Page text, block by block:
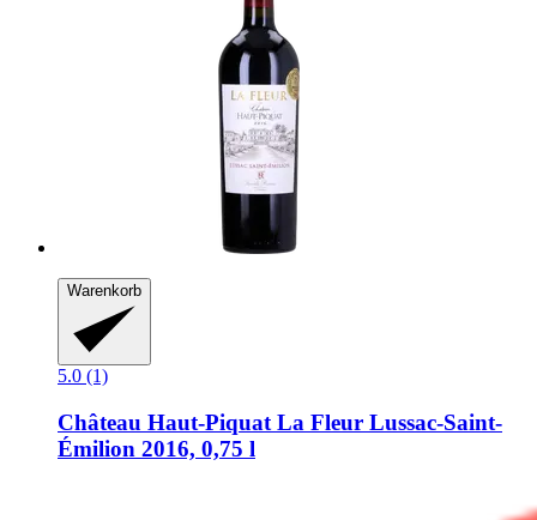
Warenkorb
5.0 (1)
Château Haut-Piquat La Fleur Lussac-​Saint-​
Émilion 2016, 0,75 l